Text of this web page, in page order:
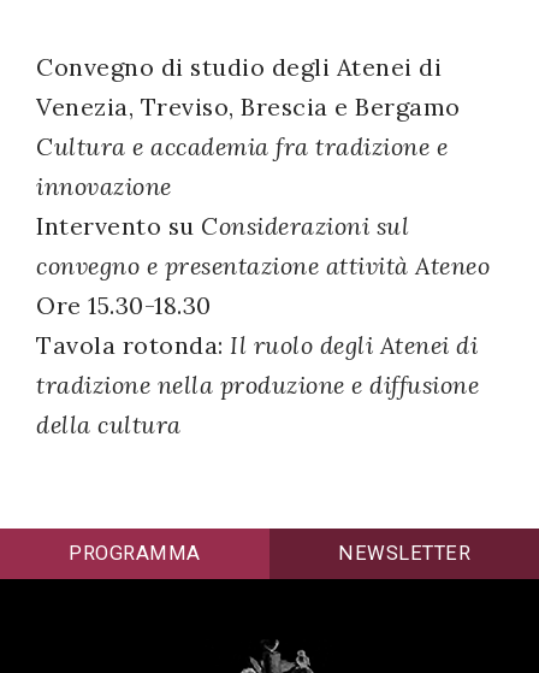
Convegno di studio degli Atenei di
Venezia, Treviso, Brescia e Bergamo
Cultura e accademia fra tradizione e
innovazione
Intervento su Considerazioni sul
convegno e presentazione attività Ateneo
Ore 15.30-18.30
Tavola rotonda: Il ruolo degli Atenei di
tradizione nella produzione e diffusione
della cultura
con il
decreto
legislativo
196/03
Registrazione
avvenuta con
successo!
PROGRAMMA NEWSLETTER